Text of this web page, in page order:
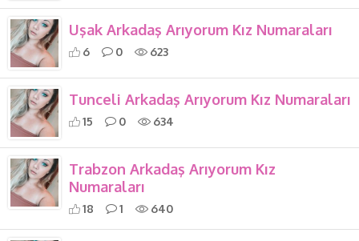
Uşak Arkadaş Arıyorum Kız Numaraları
6 0 623
Tunceli Arkadaş Arıyorum Kız Numaraları
15 0 634
Trabzon Arkadaş Arıyorum Kız
Numaraları
18 1 640